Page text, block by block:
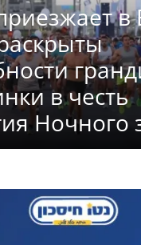
в
в честь
Ночного